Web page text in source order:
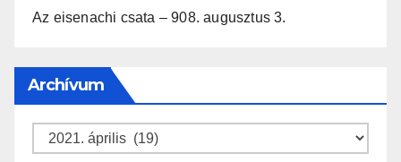
Az eisenachi csata – 908. augusztus 3.
Archívum
Archívum